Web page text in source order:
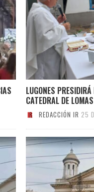
LUGONES
CATEDRAL DE
REDACCIÓN IR 25